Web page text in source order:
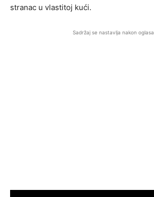
stranac u vlastitoj kući.
Sadržaj se nastavlja nakon oglasa